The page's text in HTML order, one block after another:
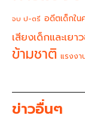
จบ ป-ตรี อดีตเด็กใน
เสียงเด็กและเยา
ข้ามชาติ แรงงา
ข่าวอื่นๆ